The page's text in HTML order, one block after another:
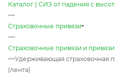
Каталог | СИЗ от падения с
—
Страховочные привязи
—
Страховочные привязи и
—Удерживающая страховочная
(лента)